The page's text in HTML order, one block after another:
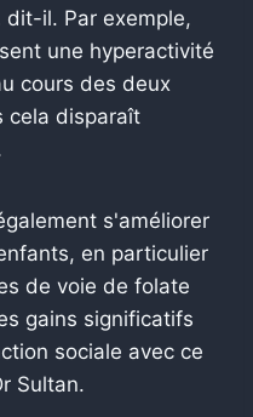
dit-il. Par exemple,
une hyperactivité
cours des deux
cela disparaît
s'améliorer
en particulier
de voie de folate
gains significatifs
sociale avec ce
Sultan.